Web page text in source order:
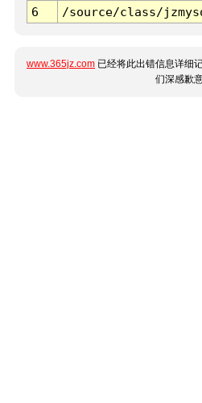
6
/source/class/
www.365jz.com 已经将此出错信息详细
们深感歉